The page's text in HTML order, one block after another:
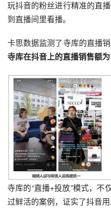
玩抖音的粉丝进行精准的直
到直播间里看播。
卡思数据监测了寺库的直播
寺库在抖音上的直播销售额
寺库的“直播+投放”模式，不
过鲜活的案例，证实了抖音用